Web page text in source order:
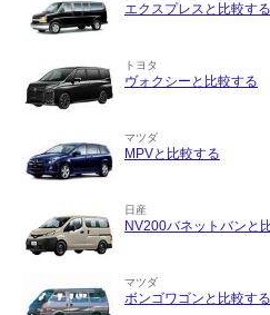
エクスプレスと比較する
トヨタ
ヴォクシーと比較する
マツダ
MPVと比較する
日産
NV200バネットバンと
マツダ
ボンゴワゴンと比較する